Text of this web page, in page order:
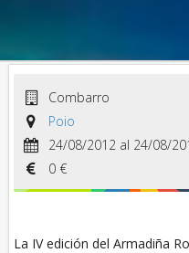
Combarro
Poio
24/08/2012 al 24/08/
0 €
La IV edición del Armadiña